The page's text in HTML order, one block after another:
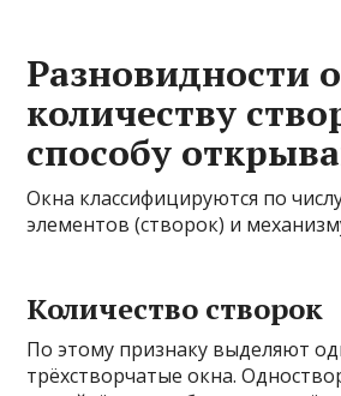
Разновидности
количеству
способу
Окна классифицируются по
элементов (створок) и
Количество створок
По этому признаку выделяют
трёхстворчатые окна.